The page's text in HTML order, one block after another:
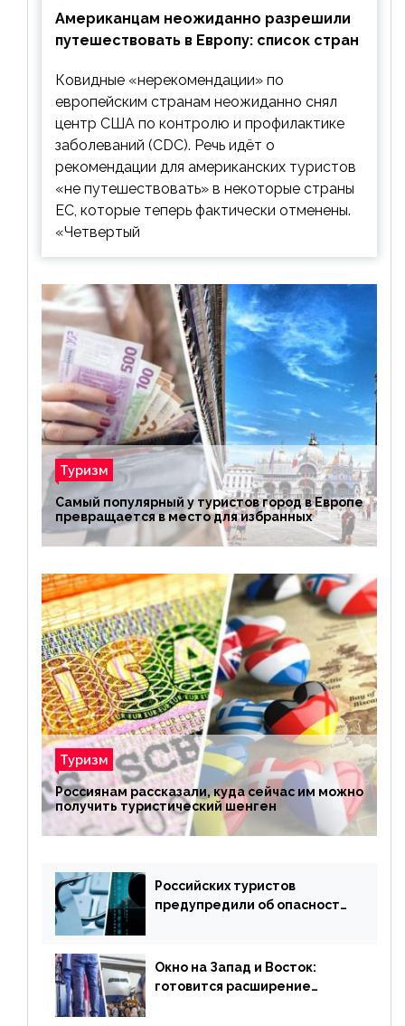
Американцам неожиданно разрешили
путешествовать в Европу: список стран
Ковидные «нерекомендации» по
европейским странам неожиданно снял
центр США по контролю и профилактике
заболеваний (CDC). Речь идёт о
рекомендации для американских туристов
«не путешествовать» в некоторые страны
ЕС, которые теперь фактически отменены.
«Четвертый
Туризм
Самый популярный у туристов город в Европе
превращается в место для избранных
Туризм
Россиянам рассказали, куда сейчас им можно
получить туристический шенген
Российских туристов
предупредили об опасности
Окно на Запад и Восток:
готовится расширение